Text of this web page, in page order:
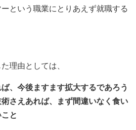
という職業にとりあえず就職する
理由としては、
、今後ますます拡大するであろう
さえあれば、まず間違いなく食い
と